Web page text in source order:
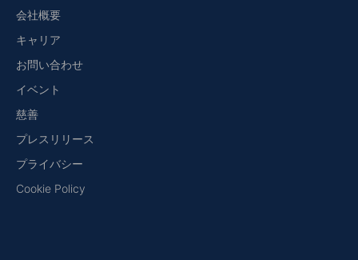
会社概要
キャリア
お問い合わせ
イベント
慈善
プレスリリース
プライバシー
Cookie Policy